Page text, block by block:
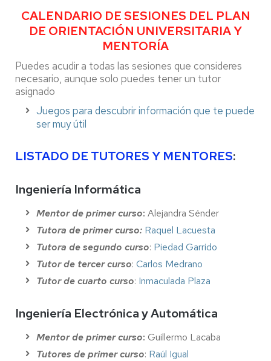
CALENDARIO DE SESIONES DEL PLAN
DE ORIENTACIÓN UNIVERSITARIA Y
MENTORÍA
Puedes acudir a todas las sesiones que consideres
necesario, aunque solo puedes tener un tutor
asignado
Juegos para descubrir información que te puede
ser muy útil
LISTADO DE TUTORES Y MENTORES:
Ingeniería Informática
Mentor de primer curso: Alejandra Sénder
Tutora de primer curso: Raquel Lacuesta
Tutora de segundo curso: Piedad Garrido
Tutor de tercer curso: Carlos Medrano
Tutor de cuarto curso: Inmaculada Plaza
Ingeniería Electrónica y Automática
Mentor de primer curso: Guillermo Lacaba
Tutores de primer curso: Raúl Igual